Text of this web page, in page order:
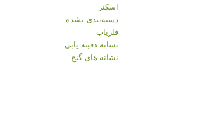
اسکنر
دسته‌بندی نشده
فلزیاب
نشانه دفینه یابی
نشانه های گنج